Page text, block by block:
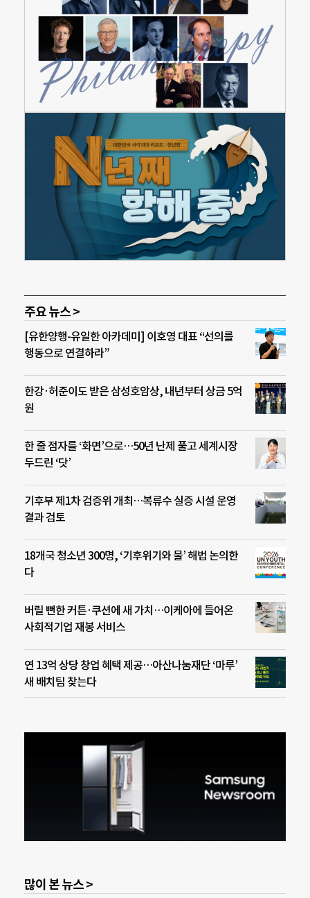
주요 뉴스 >
[유한양행-유일한 아카데미] 이호영 대표 “선의를
행동으로 연결하라”
한강·허준이도 받은 삼성호암상, 내년부터 상금 5억
원
한 줄 점자를 ‘화면’으로…50년 난제 풀고 세계시장
두드린 ‘닷’
기후부 제1차 검증위 개최…복류수 실증 시설 운영
결과 검토
18개국 청소년 300명, ‘기후위기와 물’ 해법 논의한
다
버릴 뻔한 커튼·쿠션에 새 가치…이케아에 들어온
사회적기업 재봉 서비스
연 13억 상당 창업 혜택 제공…아산나눔재단 ‘마루’
새 배치팀 찾는다
많이 본 뉴스 >